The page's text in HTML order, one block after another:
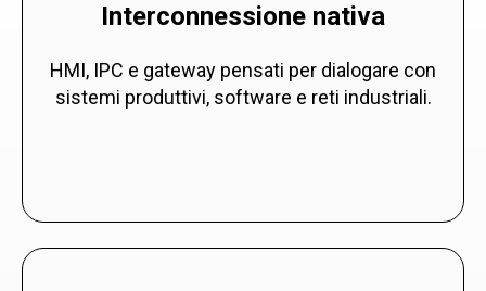
Interconnessione nativa
HMI, IPC e gateway pensati per dialogare con
sistemi produttivi, software e reti industriali.